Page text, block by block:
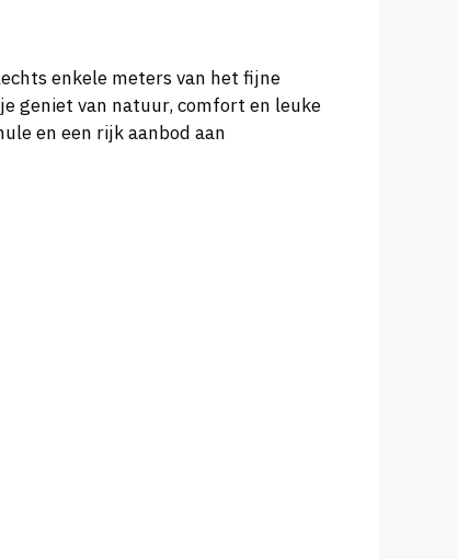
enkele meters van het fijne
geniet van natuur, comfort en leuke
en een rijk aanbod aan